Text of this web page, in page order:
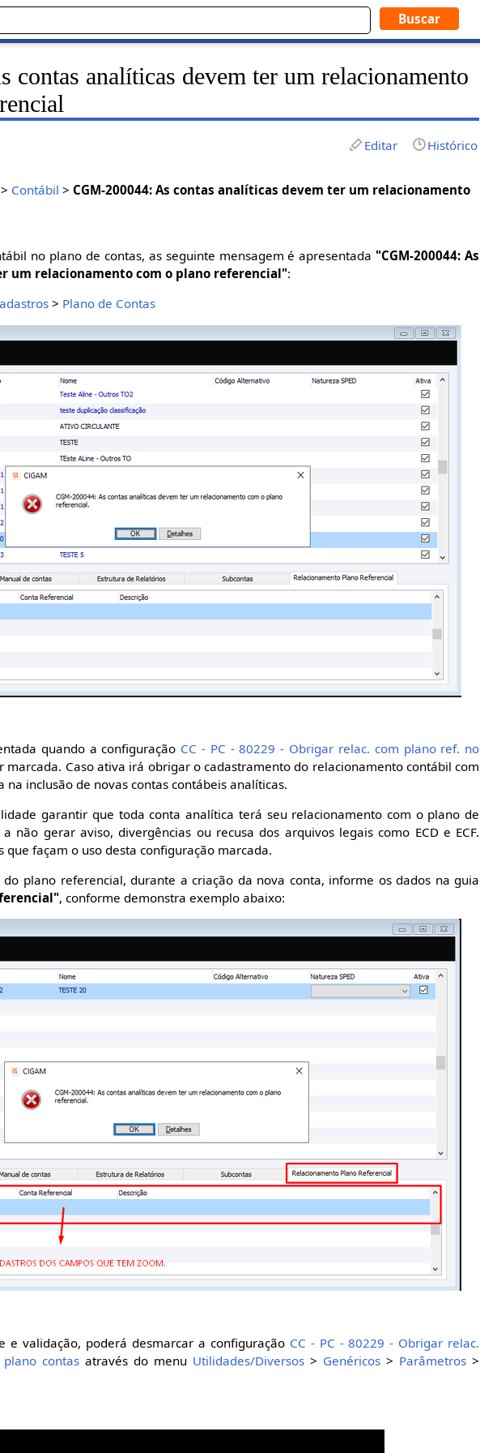
contas analíticas devem ter um relacionamento
Editar Histórico
> Contábil > CGM-200044: As contas analíticas devem ter um relacionamento
no plano de contas, as seguinte mensagem é apresentada "CGM-200044: As
um relacionamento com o plano referencial":
> Plano de Contas
quando a configuração CC - PC - 80229 - Obrigar relac. com plano ref. no
marcada. Caso ativa irá obrigar o cadastramento do relacionamento contábil com
inclusão de novas contas contábeis analíticas.
garantir que toda conta analítica terá seu relacionamento com o plano de
não gerar aviso, divergências ou recusa dos arquivos legais como ECD e ECF.
que façam o uso desta configuração marcada.
plano referencial, durante a criação da nova conta, informe os dados na guia
, conforme demonstra exemplo abaixo:
e validação, poderá desmarcar a configuração CC - PC - 80229 - Obrigar relac.
contas através do menu Utilidades/Diversos > Genéricos > Parâmetros >